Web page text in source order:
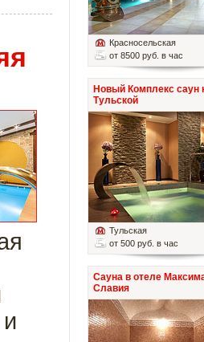
Красносельская
от 8500 руб. в час
Новый Комплекс саун
Тульской
Тульская
от 500 руб. в час
Сауна в отеле
Славия